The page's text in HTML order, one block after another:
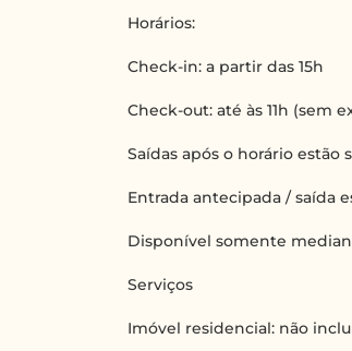
Horários:
Check-in: a partir das 15h
Check-out: até às 11h (sem
Saídas após o horário estão
Entrada antecipada / saída
Disponível somente
Serviços
Imóvel residencial: não